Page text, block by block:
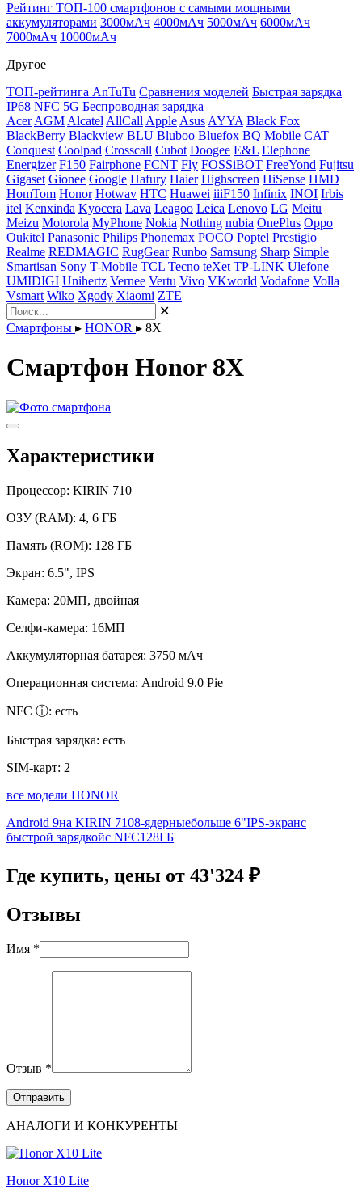
Рейтинг ТОП-100 смартфонов с самыми мощными
аккумуляторами 3000мАч 4000мАч 5000мАч 6000мАч
7000мАч 10000мАч
Другое
ТОП-рейтинга AnTuTu Сравнения моделей Быстрая зарядка
IP68 NFC 5G Беспроводная зарядка
Acer AGM Alcatel AllCall Apple Asus AYYA Black Fox
BlackBerry Blackview BLU Bluboo Bluefox BQ Mobile CAT
Conquest Coolpad Crosscall Cubot Doogee E&L Elephone
Energizer F150 Fairphone FCNT Fly FOSSiBOT FreeYond Fujitsu
Gigaset Gionee Google Hafury Haier Highscreen HiSense HMD
HomTom Honor Hotwav HTC Huawei iiiF150 Infinix INOI Irbis
itel Kenxinda Kyocera Lava Leagoo Leica Lenovo LG Meitu
Meizu Motorola MyPhone Nokia Nothing nubia OnePlus Oppo
Oukitel Panasonic Philips Phonemax POCO Poptel Prestigio
Realme REDMAGIC RugGear Runbo Samsung Sharp Simple
Smartisan Sony T-Mobile TCL Tecno teXet TP-LINK Ulefone
UMIDIGI Unihertz Vernee Vertu Vivo VKworld Vodafone Volla
Vsmart Wiko Xgody Xiaomi ZTE
✕
Смартфоны ▸ HONOR ▸ 8X
Смартфон Honor 8X
Характеристики
Процессор: KIRIN 710
ОЗУ (RAM): 4, 6 ГБ
Память (ROM): 128 ГБ
Экран: 6.5", IPS
Камера: 20МП, двойная
Селфи-камера: 16МП
Аккумуляторная батарея: 3750 мАч
Операционная система: Android 9.0 Pie
NFC ⓘ: есть
Быстрая зарядка: есть
SIM-карт: 2
все модели HONOR
Android 9на KIRIN 7108-ядерныебольше 6"IPS-экранс
быстрой зарядкойс NFC128ГБ
Где купить, цены от 43'324 ₽
Отзывы
Имя *
Отзыв *
АНАЛОГИ И КОНКУРЕНТЫ
Honor X10 Lite